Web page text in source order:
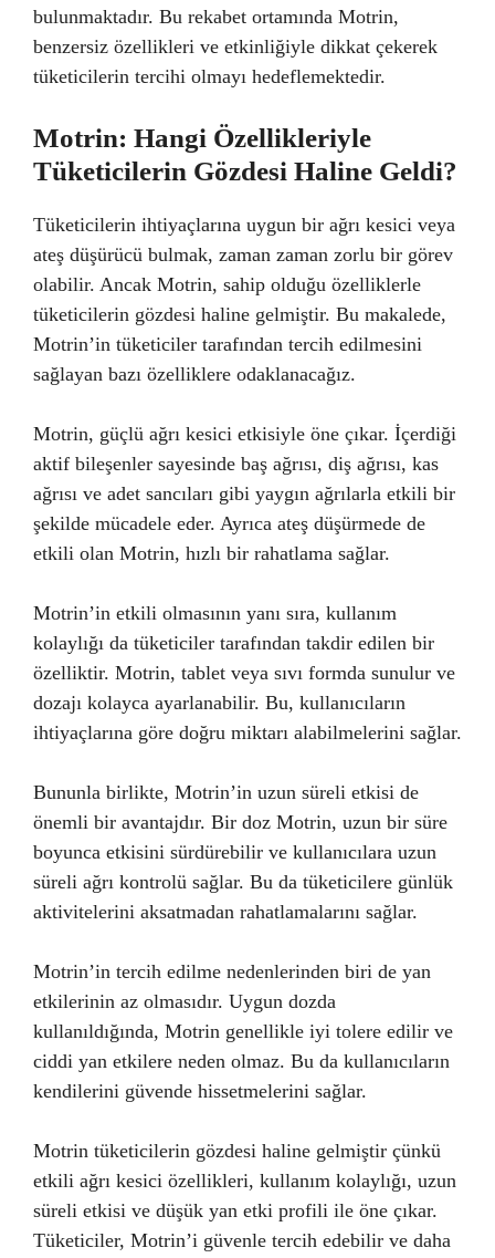
bulunmaktadır. Bu rekabet ortamında Motrin,
benzersiz özellikleri ve etkinliğiyle dikkat çekerek
tüketicilerin tercihi olmayı hedeflemektedir.
Motrin: Hangi Özellikleriyle
Tüketicilerin Gözdesi Haline Geldi?
Tüketicilerin ihtiyaçlarına uygun bir ağrı kesici veya
ateş düşürücü bulmak, zaman zaman zorlu bir görev
olabilir. Ancak Motrin, sahip olduğu özelliklerle
tüketicilerin gözdesi haline gelmiştir. Bu makalede,
Motrin’in tüketiciler tarafından tercih edilmesini
sağlayan bazı özelliklere odaklanacağız.
Motrin, güçlü ağrı kesici etkisiyle öne çıkar. İçerdiği
aktif bileşenler sayesinde baş ağrısı, diş ağrısı, kas
ağrısı ve adet sancıları gibi yaygın ağrılarla etkili bir
şekilde mücadele eder. Ayrıca ateş düşürmede de
etkili olan Motrin, hızlı bir rahatlama sağlar.
Motrin’in etkili olmasının yanı sıra, kullanım
kolaylığı da tüketiciler tarafından takdir edilen bir
özelliktir. Motrin, tablet veya sıvı formda sunulur ve
dozajı kolayca ayarlanabilir. Bu, kullanıcıların
ihtiyaçlarına göre doğru miktarı alabilmelerini sağlar.
Bununla birlikte, Motrin’in uzun süreli etkisi de
önemli bir avantajdır. Bir doz Motrin, uzun bir süre
boyunca etkisini sürdürebilir ve kullanıcılara uzun
süreli ağrı kontrolü sağlar. Bu da tüketicilere günlük
aktivitelerini aksatmadan rahatlamalarını sağlar.
Motrin’in tercih edilme nedenlerinden biri de yan
etkilerinin az olmasıdır. Uygun dozda
kullanıldığında, Motrin genellikle iyi tolere edilir ve
ciddi yan etkilere neden olmaz. Bu da kullanıcıların
kendilerini güvende hissetmelerini sağlar.
Motrin tüketicilerin gözdesi haline gelmiştir çünkü
etkili ağrı kesici özellikleri, kullanım kolaylığı, uzun
süreli etkisi ve düşük yan etki profili ile öne çıkar.
Tüketiciler, Motrin’i güvenle tercih edebilir ve daha